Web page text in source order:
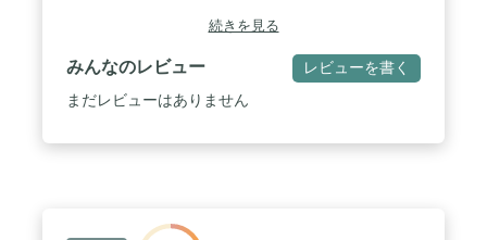
続きを見る
みんなのレビュー レビューを書く
まだレビューはありません